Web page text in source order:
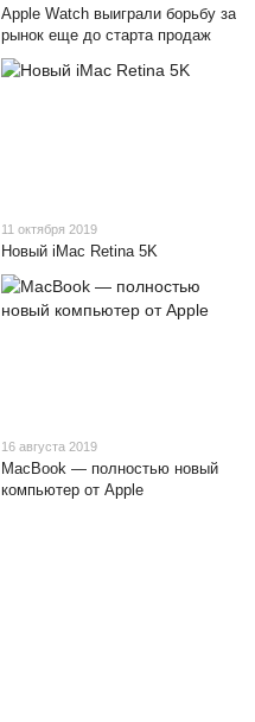
Apple Watch выиграли борьбу за
рынок еще до старта продаж
11 октября 2019
Новый iMac Retina 5K
16 августа 2019
MacBook — полностью новый
компьютер от Apple